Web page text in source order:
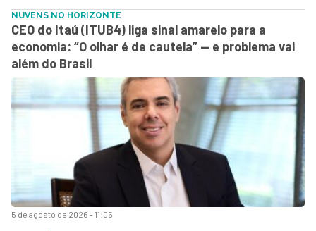
5 de agosto de 2026 - 11:05
NUVENS NO HORIZONTE
CEO do Itaú (ITUB4) liga sinal amarelo para a
economia: “O olhar é de cautela” — e problema vai
além do Brasil